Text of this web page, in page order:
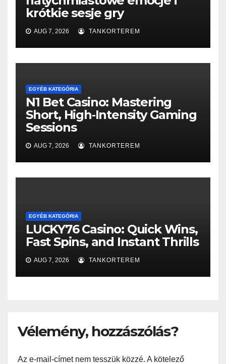
krótkie sesje gry
AUG 7, 2026 TANKORTEREM
EGYÉB KATEGÓRIA
N1 Bet Casino: Mastering
Short, High‑Intensity Gaming
Sessions
AUG 7, 2026 TANKORTEREM
EGYÉB KATEGÓRIA
LUCKY76 Casino: Quick Wins,
Fast Spins, and Instant Thrills
AUG 7, 2026 TANKORTEREM
Vélemény, hozzászólás?
Az e-mail-címet nem tesszük közzé. A kötelező